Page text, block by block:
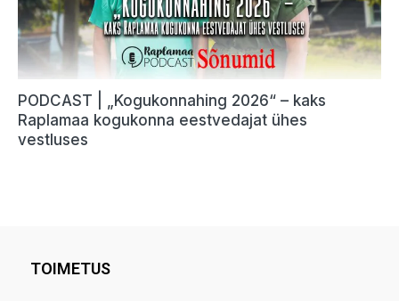
TOIMETUS